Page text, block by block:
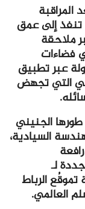
تنفذ إلى عمق
ملاحقة
فضاءات
عبر تطبيق
التي تجهض
الجنيني
السيادية،
لـ
تموقُع الرباط
العالمي.